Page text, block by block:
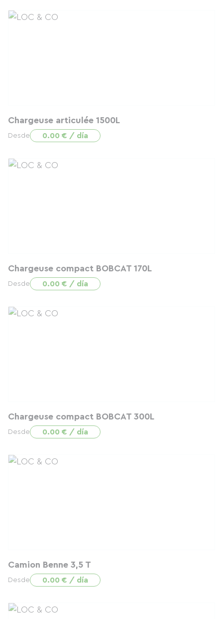
Chargeuse articulée 1500L
Desde 0.00 € / día
Chargeuse compact BOBCAT 170L
Desde 0.00 € / día
Chargeuse compact BOBCAT 300L
Desde 0.00 € / día
Camion Benne 3,5 T
Desde 0.00 € / día